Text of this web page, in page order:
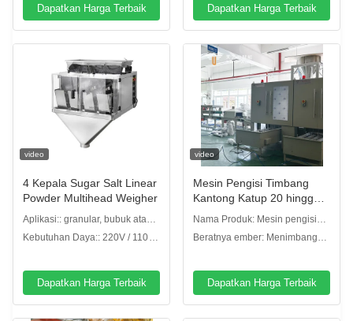
Dapatkan Harga Terbaik Dapatkan Harga Terbaik
video
4 Kepala Sugar Salt Linear
Powder Multihead Weigher
Aplikasi:: granular, bubuk atau
jenis lainnya
Kebutuhan Daya:: 220V / 110V,
Dapatkan Harga Terbaik
video
Mesin Pengisi Timbang
Kantong Katup 20 hingga
110 Lbs
Nama Produk: Mesin pengisi
kantong katup penimbang
Beratnya ember: Menimbang
Dapatkan Harga Terbaik